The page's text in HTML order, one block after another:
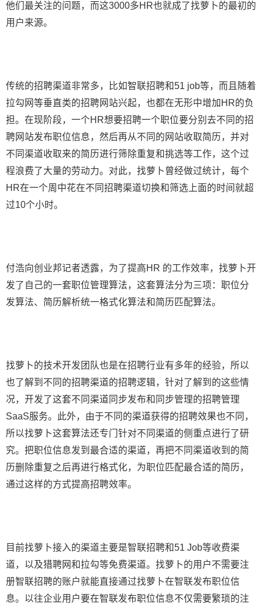
他们最关注的问题，而这3000多HR也就成了找萝卜的最初的
用户来源。
传统的招聘渠道非常多，比如智联招聘和51 job等，而且随着
拉勾网等垂直类的招聘网站兴起，也都在无形中增加HR的负
担。在现阶段，一个HR想要招聘一个职位要分别去不同的招
聘网站发布职位信息，然后再从不同的网站收取简历，并对
不同渠道收取来的简历进行筛除重复和挑选等工作，这个过
程浪费了大量的劳动力。对此，找萝卜曾经做过统计，每个
HR在一个周中花在不同招聘渠道切换和筛选上面的时间就超
过10个小时。
付浩向创业邦记者透露，为了提高HR 的工作效率，找萝卜开
发了自己的一套职位管理算法，这套算法分为三项：职位分
发算法、简历解析统一格式化算法和简历匹配算法。
找萝卜的技术开发团队也是在招聘行业有多年的经验，所以
也了解到不同的招聘渠道的招聘逻辑，针对了解到的这些情
况，开发了这套不同渠道同步发布和同步管理的招聘管理
SaaS服务。此外，由于不同的渠道获得的招聘效果也不同，
所以找萝卜这套算法还专门针对不同渠道的侧重点进行了研
究。把职位信息发到最合适的渠道，再把不同渠道收到的简
历删除重复之后再进行格式化，为职位匹配最合适的简历，
通过这样的方式提高招聘效率。
目前找萝卜接入的渠道主要是智联招聘和51 Job等收费渠
道，以及猎聘网和拉勾等免费渠道。找萝卜的用户不需要注
册智联招聘的账户就能直接通过找萝卜在智联发布职位信
息。以往企业用户要在智联发布职位信息不仅需要繁琐的注